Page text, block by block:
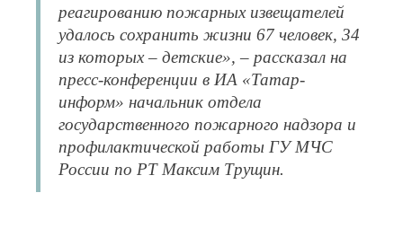
реагированию пожарных извещателей
удалось сохранить жизни 67 человек, 34
из которых – детские», – рассказал на
пресс-конференции в ИА «Татар-
информ» начальник отдела
государственного пожарного надзора и
профилактической работы ГУ МЧС
России по РТ Максим Трущин.